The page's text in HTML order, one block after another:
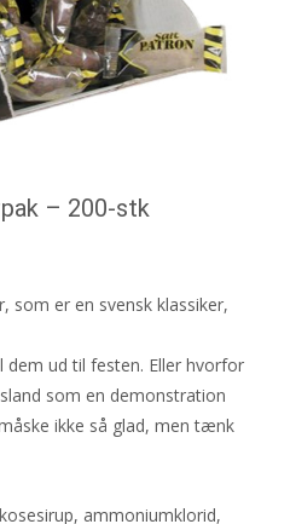
– 200-stk
som er en svensk klassiker,
ud til festen. Eller hvorfor
som en demonstration
ikke så glad, men tænk
ammoniumklorid,